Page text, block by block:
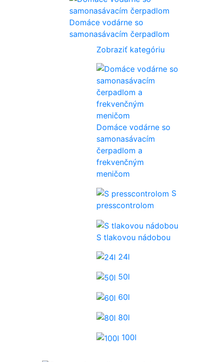
Domáce vodárne so
samonasávacím čerpadlom
Zobraziť kategóriu
Domáce vodárne so
samonasávacím
čerpadlom a
frekvenčným
meničom
S
presscontrolom
S tlakovou nádobou
24l
50l
60l
80l
100l